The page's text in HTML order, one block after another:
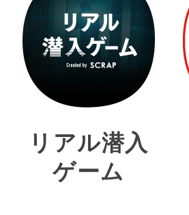
リアル潜入
ゲーム